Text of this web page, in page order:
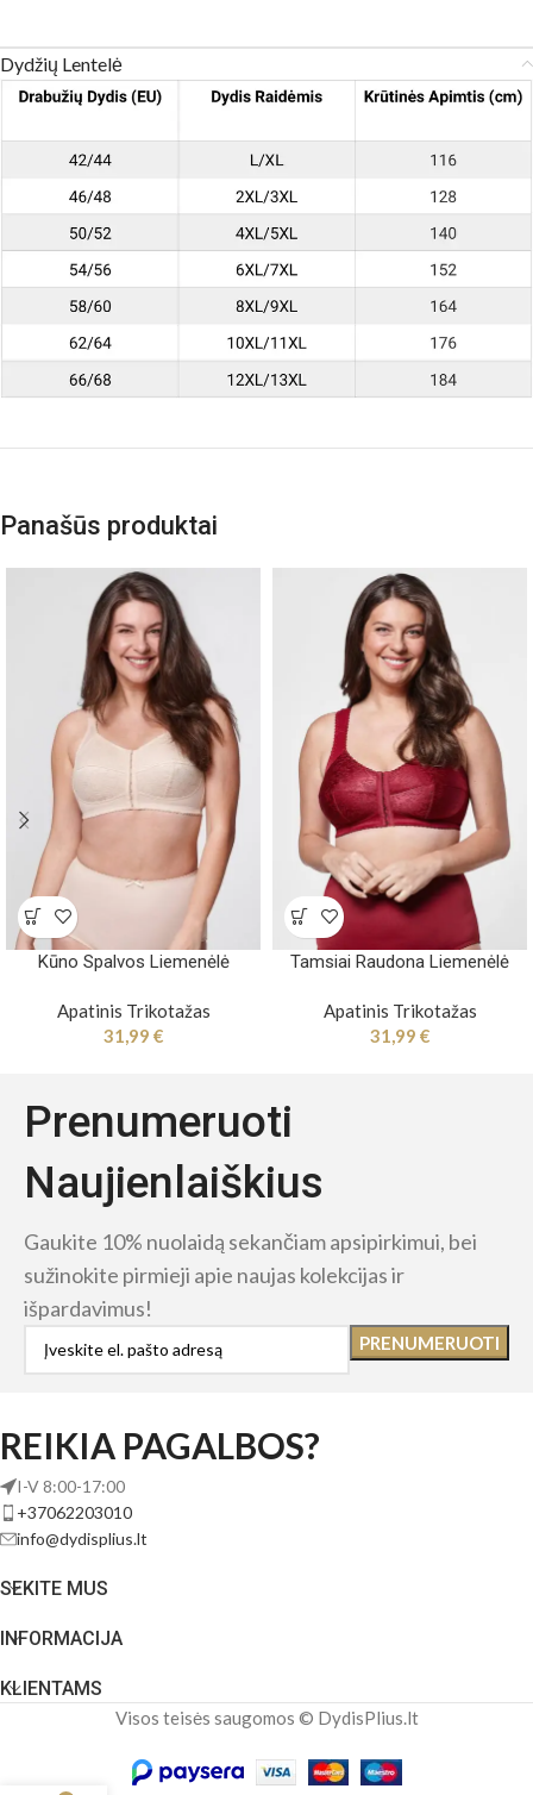
Dydžių Lentelė
Panašūs produktai
Kūno Spalvos Liemenėlė
Apatinis Trikotažas
31,99 €
Tamsiai Raudona Liemenėlė
Apatinis Trikotažas
31,99 €
Prenumeruoti
Naujienlaiškius
Gaukite 10% nuolaidą sekančiam apsipirkimui, bei
sužinokite pirmieji apie naujas kolekcijas ir
išpardavimus!
REIKIA PAGALBOS?
I-V 8:00-17:00
+37062203010
info@dydisplius.lt
SEKITE MUS
INFORMACIJA
KLIENTAMS
Visos teisės saugomos © DydisPlius.lt